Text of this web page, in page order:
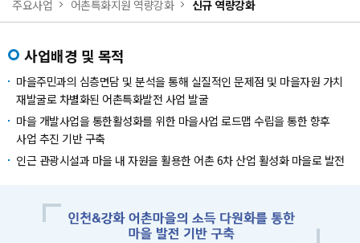
주요사업 어촌특화지원 역량강화 신규 역량강화
사업배경 및 목적
마을주민과의 심층면담 및 분석을 통해 실질적인 문제점 및 마을자원 가치
재발굴로 차별화된 어촌특화발전 사업 발굴
마을 개발사업을 통한활성화를 위한 마을사업 로드맵 수립을 통한 향후
사업 추진 기반 구축
인근 관광시설과 마을 내 자원을 활용한 어촌 6차 산업 활성화 마을로 발전